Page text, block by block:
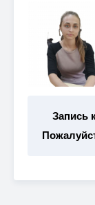
Запись